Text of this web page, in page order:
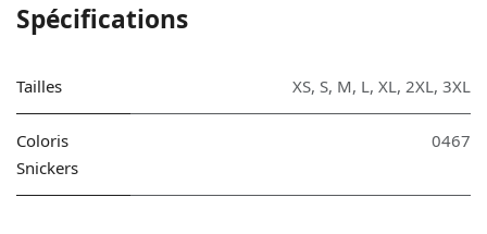
Spécifications
Tailles XS, S, M, L, XL, 2XL, 3XL
Coloris
Snickers
0467